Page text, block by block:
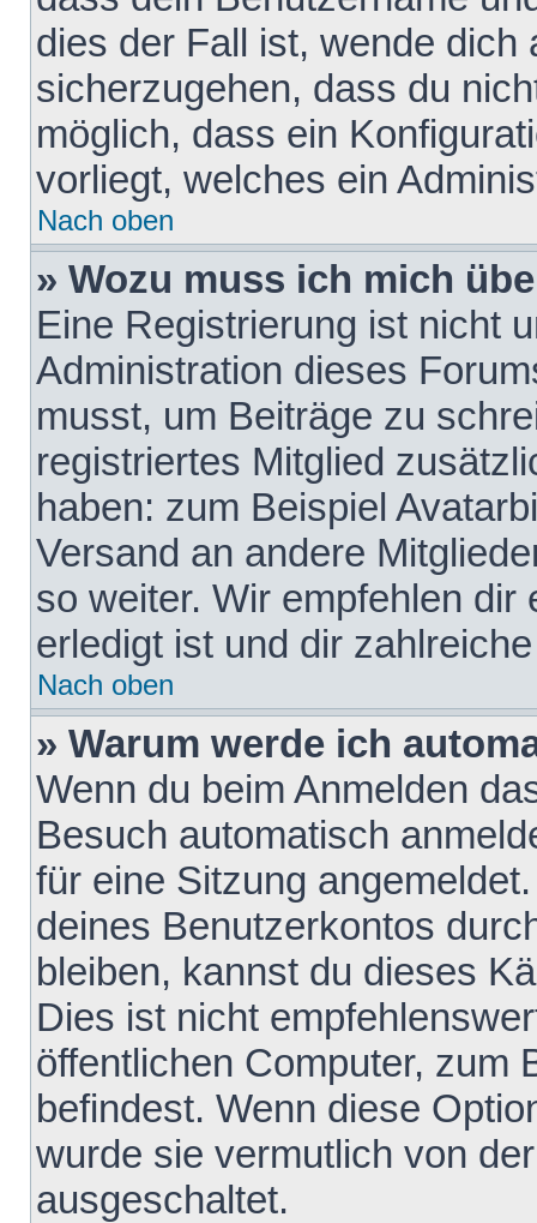
dies der Fall ist, wende dich
sicherzugehen, dass du
möglich, dass ein
vorliegt, welches ein
Nach oben
» Wozu muss ich mich
Eine Registrierung ist nicht
Administration dieses
musst, um Beiträge zu
registriertes Mitglied
haben: zum Beispiel
Versand an andere
so weiter. Wir empfehlen
erledigt ist und dir
Nach oben
» Warum werde ich
Wenn du beim Anmelden
Besuch automatisch
für eine Sitzung
deines Benutzerkontos
bleiben, kannst du dieses
Dies ist nicht
öffentlichen Computer, zum
befindest. Wenn diese
wurde sie vermutlich von
ausgeschaltet.